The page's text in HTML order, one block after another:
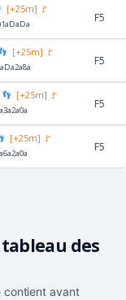
[+25m] 🚩
F5
[+25m] 🚩
F5
[+25m] 🚩
F5
[+25m] 🚩
F5
des
contient avant